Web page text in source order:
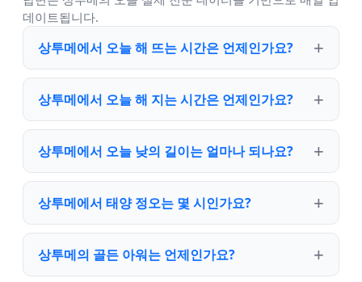
데이트됩니다.
상투메에서 오늘 해 뜨는 시간은 언제인가요?
상투메에서 오늘 해 지는 시간은 언제인가요?
상투메에서 오늘 낮의 길이는 얼마나 되나요?
상투메에서 태양 정오는 몇 시인가요?
상투메의 골든 아워는 언제인가요?